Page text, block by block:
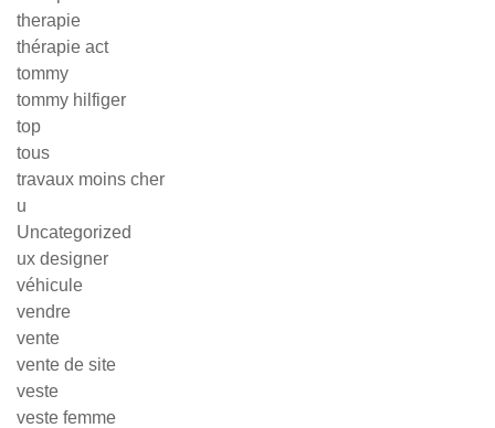
therapie
thérapie act
tommy
tommy hilfiger
top
tous
travaux moins cher
u
Uncategorized
ux designer
véhicule
vendre
vente
vente de site
veste
veste femme